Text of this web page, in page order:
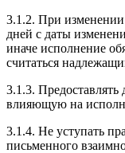
3.1.2. При изменении
дней с даты
иначе исполнение
считаться
3.1.3.
влияющую на
3.1.4. Не уступать
письменного